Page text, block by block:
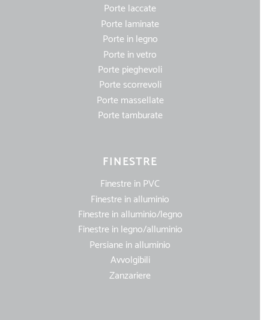
Porte laccate
Porte laminate
Porte in legno
Porte in vetro
Porte pieghevoli
Porte scorrevoli
Porte massellate
Porte tamburate
FINESTRE
Finestre in PVC
Finestre in alluminio
Finestre in alluminio/legno
Finestre in legno/alluminio
Persiane in alluminio
Avvolgibili
Zanzariere